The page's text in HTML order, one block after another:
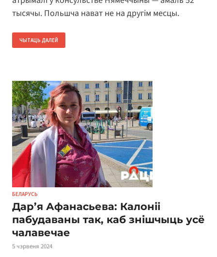
тысячы. Польшча нават не на другім месцы.
ЧЫТАЦЬ ДАЛЕЙ
БЕЛАРУСЬ
Дар’я Афанасьева: Калоніі
пабудаваны так, каб знішчыць усё
чалавечае
5 чэрвеня 2024